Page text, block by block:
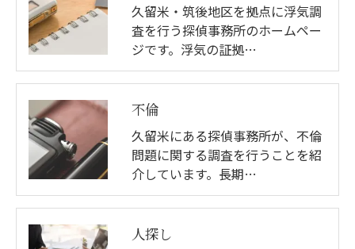
久留米・筑後地区を拠点に浮気調
査を行う探偵事務所のホームペー
ジです。浮気の証拠…
不倫
久留米にある探偵事務所が、不倫
問題に関する調査を行うことを紹
介しています。長期…
人探し